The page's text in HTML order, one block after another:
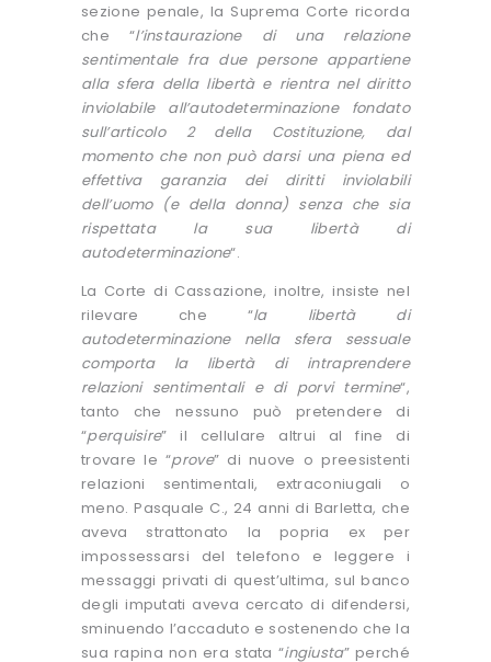
sezione penale, la Suprema Corte ricorda
che “l’instaurazione di una relazione
sentimentale fra due persone appartiene
alla sfera della libertà e rientra nel diritto
inviolabile all’autodeterminazione fondato
sull’articolo 2 della Costituzione, dal
momento che non può darsi una piena ed
effettiva garanzia dei diritti inviolabili
dell’uomo (e della donna) senza che sia
rispettata la sua libertà di
autodeterminazione“.
La Corte di Cassazione, inoltre, insiste nel
rilevare che “la libertà di
autodeterminazione nella sfera sessuale
comporta la libertà di intraprendere
relazioni sentimentali e di porvi termine“,
tanto che nessuno può pretendere di
“perquisire” il cellulare altrui al fine di
trovare le “prove” di nuove o preesistenti
relazioni sentimentali, extraconiugali o
meno. Pasquale C., 24 anni di Barletta, che
aveva strattonato la popria ex per
impossessarsi del telefono e leggere i
messaggi privati di quest’ultima, sul banco
degli imputati aveva cercato di difendersi,
sminuendo l’accaduto e sostenendo che la
sua rapina non era stata “ingiusta” perché